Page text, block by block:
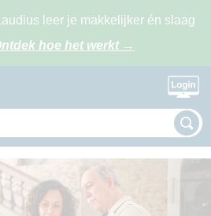
leer je makkelijker én slaag
hoe het werkt →